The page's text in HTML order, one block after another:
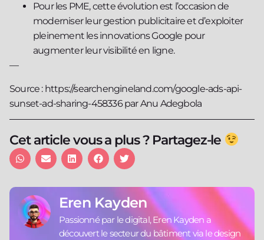
Pour les PME, cette évolution est l’occasion de
moderniser leur gestion publicitaire et d’exploiter
pleinement les innovations Google pour
augmenter leur visibilité en ligne.
—
Source : https://searchengineland.com/google-ads-api-
sunset-ad-sharing-458336 par Anu Adegbola
Cet article vous a plus ? Partagez-le
Eren Kayden
Passionné par le digital, Eren Kayden a
découvert le secteur du bâtiment via le design